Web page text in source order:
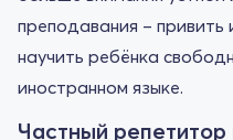
преподавания –
научить ребёнка
иностранном языке.
Частный